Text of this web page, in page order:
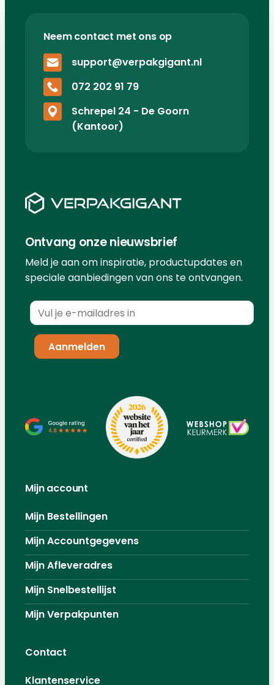
Neem contact met ons op
support@verpakgigant.nl
072 202 91 79
Schrepel 24 - De Goorn
(Kantoor)
Ontvang onze nieuwsbrief
Meld je aan om inspiratie, productupdates en
speciale aanbiedingen van ons te ontvangen.
Mijn account
Mijn Bestellingen
Mijn Accountgegevens
Mijn Afleveradres
Mijn Snelbestellijst
Mijn Verpakpunten
Contact
Klantenservice